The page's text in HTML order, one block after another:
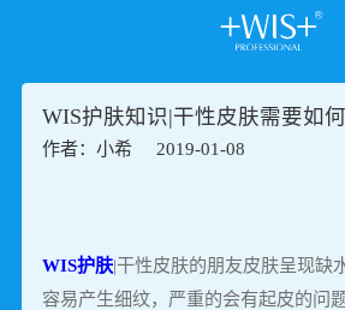
WIS护肤知识|干性皮肤需要如何
作者：小希 2019-01-08
WIS护肤|干性皮肤的朋友皮肤呈现缺
容易产生细纹，严重的会有起皮的问